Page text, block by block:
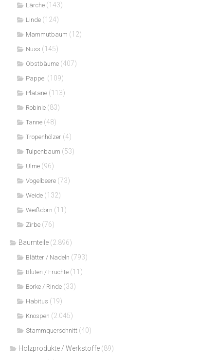
Lärche (143)
Linde (124)
Mammutbaum (12)
Nuss (145)
Obstbäume (407)
Pappel (109)
Platane (113)
Robinie (83)
Tanne (48)
Tropenhölzer (4)
Tulpenbaum (53)
Ulme (96)
Vogelbeere (73)
Weide (132)
Weißdorn (11)
Zirbe (76)
Baumteile (2.896)
Blätter / Nadeln (793)
Blüten / Früchte (11)
Borke / Rinde (33)
Habitus (19)
Knospen (2.045)
Stammquerschnitt (40)
Holzprodukte / Werkstoffe (89)